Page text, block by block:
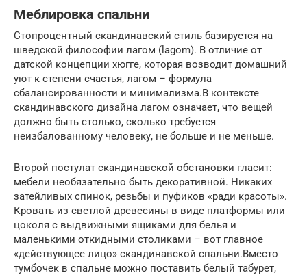
Меблировка спальни
Стопроцентный скандинавский стиль базируется на
шведской философии лагом (lagom). В отличие от
датской концепции хюгге, которая возводит домашний
уют к степени счастья, лагом – формула
сбалансированности и минимализма.В контексте
скандинавского дизайна лагом означает, что вещей
должно быть столько, сколько требуется
неизбалованному человеку, не больше и не меньше.
Второй постулат скандинавской обстановки гласит:
мебели необязательно быть декоративной. Никаких
затейливых спинок, резьбы и пуфиков «ради красоты».
Кровать из светлой древесины в виде платформы или
цоколя с выдвижными ящиками для белья и
маленькими откидными столиками – вот главное
«действующее лицо» скандинавской спальни.Вместо
тумбочек в спальне можно поставить белый табурет,